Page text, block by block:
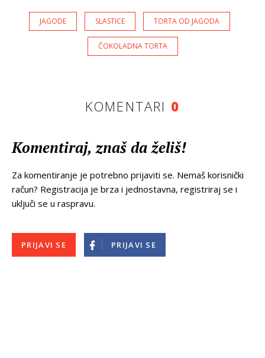
JAGODE SLASTICE TORTA OD JAGODA
ČOKOLADNA TORTA
KOMENTARI 0
Komentiraj, znaš da želiš!
Za komentiranje je potrebno prijaviti se. Nemaš korisnički
račun? Registracija je brza i jednostavna, registriraj se i
uključi se u raspravu.
PRIJAVI SE PRIJAVI SE